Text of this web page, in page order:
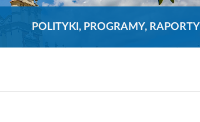
POLITYKI, PROGRAMY, RAPORTY